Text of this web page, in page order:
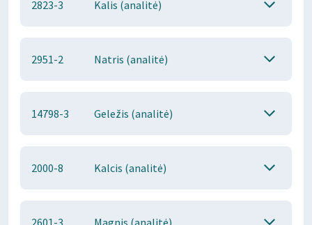
2823-3 Kalis (analitė)
2951-2 Natris (analitė)
14798-3 Geležis (analitė)
2000-8 Kalcis (analitė)
2601-3 Magnis (analitė)